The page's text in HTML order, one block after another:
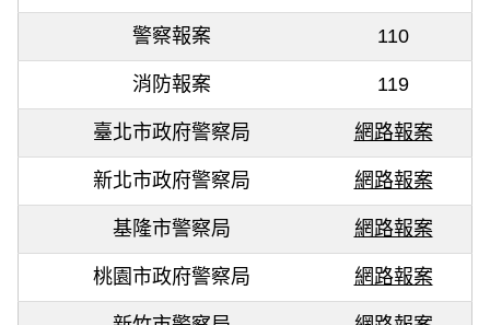
警察報案 110
消防報案 119
臺北市政府警察局 網路報案
新北市政府警察局 網路報案
基隆市警察局 網路報案
桃園市政府警察局 網路報案